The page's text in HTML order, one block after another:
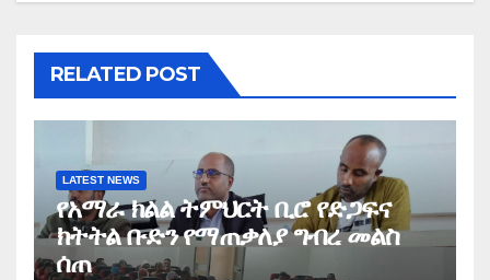
RELATED POST
LATEST NEWS
የአማራ ክልል ትምህርት ቢሮ የድጋፍና
ክትትል ቡድን የማጠቃለያ ግብረ መልስ
ሰጠ